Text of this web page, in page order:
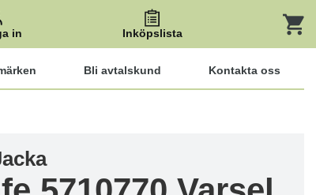
in Inköpslista
Bli avtalskund Kontakta oss